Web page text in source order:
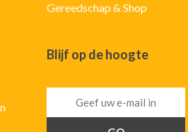
Gereedschap & Shop
Blijf op de hoogte